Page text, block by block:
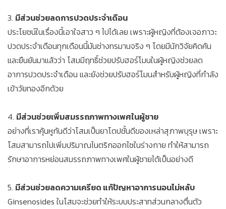
3. มีส่วนช่วยลดการปวดประจำเดือน
ประโยชน์ในเรื่องนี้เอาใจสาว ๆ ไปได้เลย เพราะผู้หญิงที่ต้องเจอภาวะ
ปวดประจำเดือนทุกเดือนนี้มันช่างทรมานจริง ๆ โดยมีนักวิจัยคิดค้น
และยืนยันมาแล้วว่า โสมมีฤทธิ์ช่วยปรับฮอร์โมนในผู้หญิงช่วยลด
อาการปวดประจำเดือน และยังช่วยปรับฮอร์โมนสำหรับผู้หญิงที่กำลัง
เข้าวัยทองอีกด้วย
4. มีส่วนช่วยเพิ่มสมรรถภาพทางเพศในผู้ชาย
อย่างที่เราคุ้นหูกันดีว่าโสมเป็นยาโดปชั้นดีของเหล่าสุภาพบุรุษ เพราะ
โสมสามารถไปเพิ่มปริมาณไนตริกออกไซในร่างกาย ทำให้สามารถ
รักษาอาการหย่อนสมรรถภาพทางเพศในผู้ชายได้เป็นอย่างดี
5. มีส่วนช่วยลดความเครียด แก้ปัญหาอาการนอนไม่หลับ
Ginsenosides ในโสมจะช่วยทำให้ระบบประสาทส่วนกลางตื่นตัว